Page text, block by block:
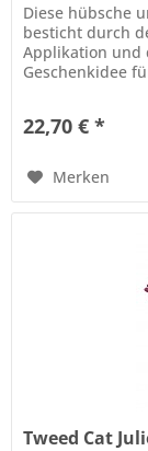
Diese hübsche
besticht durch
Applikation und
Geschenkidee
22,70 € *
Merken
Tweed Cat